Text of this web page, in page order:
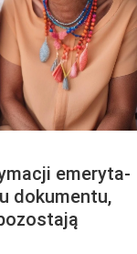
emeryta-
dokumentu,